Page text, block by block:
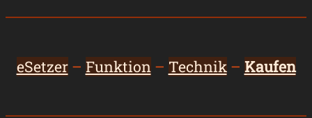
eSetzer– Funktion– Technik– Kaufen